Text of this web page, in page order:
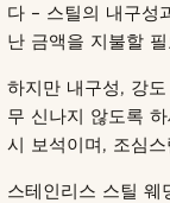
다 – 스틸의 내구성
난 금액을 지불할
하지만 내구성, 강
무 신나지 않도록
시 보석이며, 조심
스테인리스 스틸 웨